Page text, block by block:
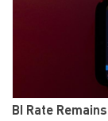
BI Rate